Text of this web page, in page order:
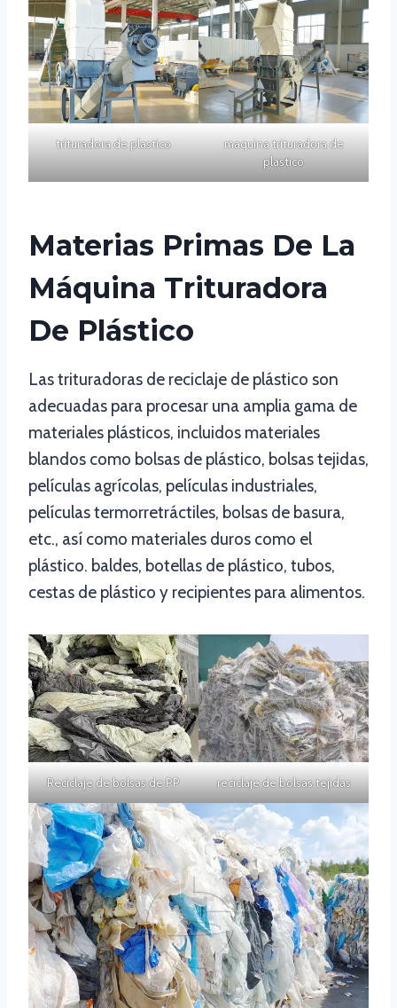
trituradora de plastico
maquina trituradora de
plastico
Materias Primas De La
Máquina Trituradora
De Plástico
Las trituradoras de reciclaje de plástico son
adecuadas para procesar una amplia gama de
materiales plásticos, incluidos materiales
blandos como bolsas de plástico, bolsas tejidas,
películas agrícolas, películas industriales,
películas termorretráctiles, bolsas de basura,
etc., así como materiales duros como el
plástico. baldes, botellas de plástico, tubos,
cestas de plástico y recipientes para alimentos.
Reciclaje de bolsas de PP reciclaje de bolsas tejidas